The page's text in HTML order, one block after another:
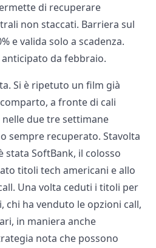
di recuperare
non staccati. Barriera sul
e valida solo a scadenza.
da febbraio.
Si è ripetuto un film già
a fronte di cali
due tre settimane
sempre recuperato. Stavolta
stata SoftBank, il colosso
titoli tech americani e allo
Una volta ceduti i titoli per
chi ha venduto le opzioni call,
in maniera anche
nota che possono